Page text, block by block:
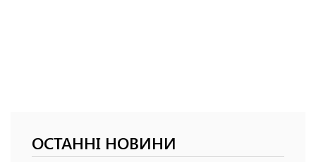
ОСТАННІ НОВИНИ